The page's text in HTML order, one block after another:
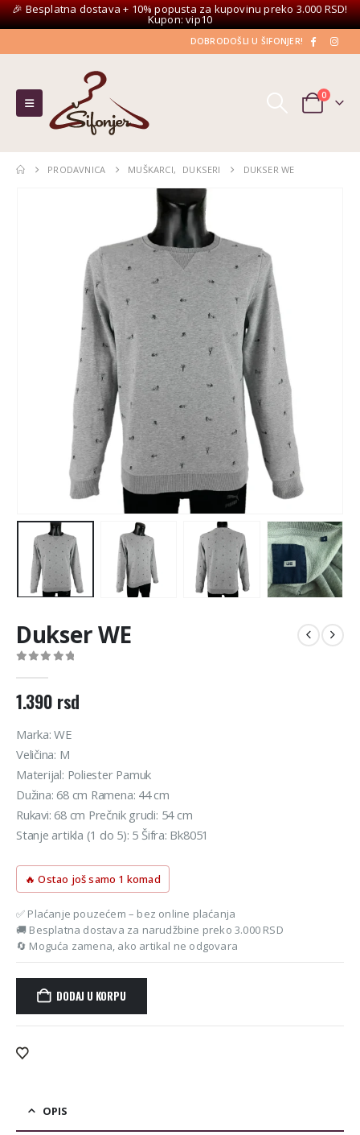
🎉 Besplatna dostava + 10% popusta za kupovinu preko 3.000 RSD!
Kupon: vip10
DOBRODOŠLI U ŠIFONJER!
0
PRODAVNICA MUŠKARCI, DUKSERI DUKSER WE
Dukser WE
1.390 rsd
Marka: WE
Veličina: M
Materijal: Poliester Pamuk
Dužina: 68 cm Ramena: 44 cm
Rukavi: 68 cm Prečnik grudi: 54 cm
Stanje artikla (1 do 5): 5 Šifra: Bk8051
🔥 Ostao još samo 1 komad
✅ Plaćanje pouzećem – bez online plaćanja
🚚 Besplatna dostava za narudžbine preko 3.000 RSD
🔄 Moguća zamena, ako artikal ne odgovara
DODAJ U KORPU
Alternative:
OPIS